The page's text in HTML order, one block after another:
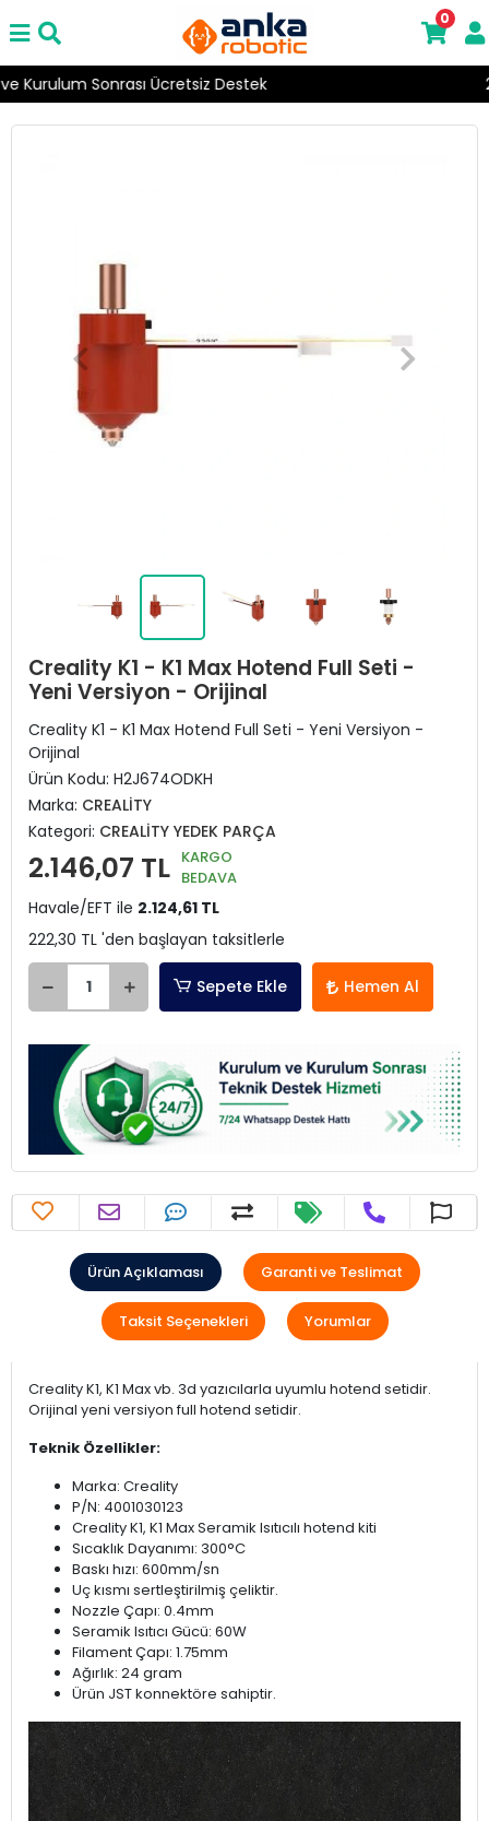
2000 ₺ Üzeri Ücretsiz Kargo
0
Creality K1 - K1 Max Hotend Full Seti -
Yeni Versiyon - Orijinal
Creality K1 - K1 Max Hotend Full Seti - Yeni Versiyon -
Orijinal
Ürün Kodu: H2J674ODKH
Marka: CREALİTY
Kategori: CREALİTY YEDEK PARÇA
2.146,07 TL KARGO
BEDAVA
Havale/EFT ile 2.124,61 TL
222,30 TL 'den başlayan taksitlerle
Sepete Ekle Hemen Al
Ürün Açıklaması Garanti ve Teslimat
Taksit Seçenekleri Yorumlar
Creality K1, K1 Max vb. 3d yazıcılarla uyumlu hotend setidir.
Orijinal yeni versiyon full hotend setidir.
Teknik Özellikler:
Marka: Creality
P/N: 4001030123
Creality K1, K1 Max Seramik Isıtıcılı hotend kiti
Sıcaklık Dayanımı: 300°C
Baskı hızı: 600mm/sn
Uç kısmı sertleştirilmiş çeliktir.
Nozzle Çapı: 0.4mm
Seramik Isıtıcı Gücü: 60W
Filament Çapı: 1.75mm
Ağırlık: 24 gram
Ürün JST konnektöre sahiptir.